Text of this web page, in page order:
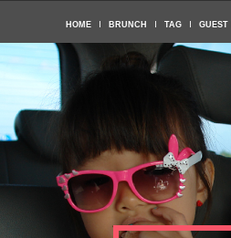
HOME BRUNCH TAG GUEST